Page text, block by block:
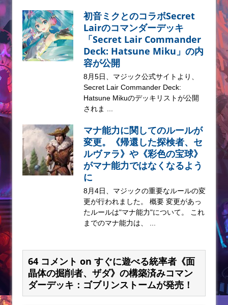
初音ミクとのコラボSecret
Lairのコマンダーデッキ
「Secret Lair Commander
Deck: Hatsune Miku」の内
容が公開
8月5日、マジック公式サイトより、
Secret Lair Commander Deck:
Hatsune Mikuのデッキリストが公開
されま ...
マナ能力に関してのルールが
変更。《帰還した探検者、セ
ルヴァラ》や《彩色の宝球》
がマナ能力ではなくなるよう
に
8月4日、マジックの重要なルールの変
更が行われました。 概要 変更があっ
たルールは"マナ能力"について。 これ
までのマナ能力は、 ...
64 コメント on すぐに遊べる統率者《面
晶体の掘削者、ザダ》の構築済みコマン
ダーデッキ：ゴブリンストームが発売！